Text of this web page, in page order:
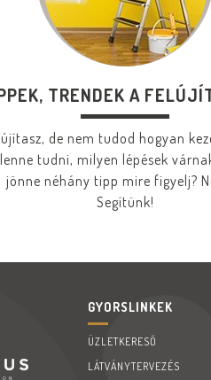
TRENDEK A
de nem tudod hogyan
tudni, milyen lépések
jönne néhány tipp mire figyelj?
Segítünk!
GYORSLINKEK
ÜZLETKERESŐ
LÁTVÁNYTERVEZÉS